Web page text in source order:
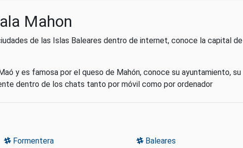
Mahon
de las Islas Baleares dentro de internet, conoce la capital de
y es famosa por el queso de Mahón, conoce su ayuntamiento, su
dentro de los chats tanto por móvil como por ordenador
Formentera Baleares